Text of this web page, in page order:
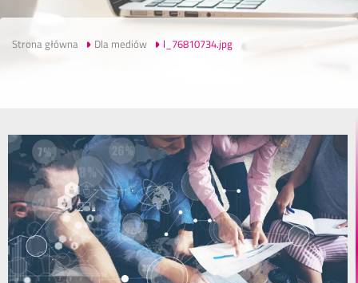
ę
Strona główna Dla mediów l_76810734.jpg